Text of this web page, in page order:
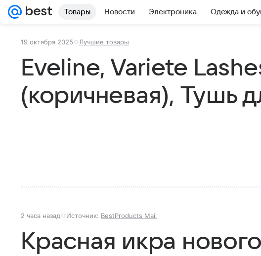
Товары Новости Электроника Одежда и
19 октября 2025 Лучшие товары
Eveline, Variete
(коричневая), Тушь
2 часа назад Источник: BestProducts Mail
Красная икра